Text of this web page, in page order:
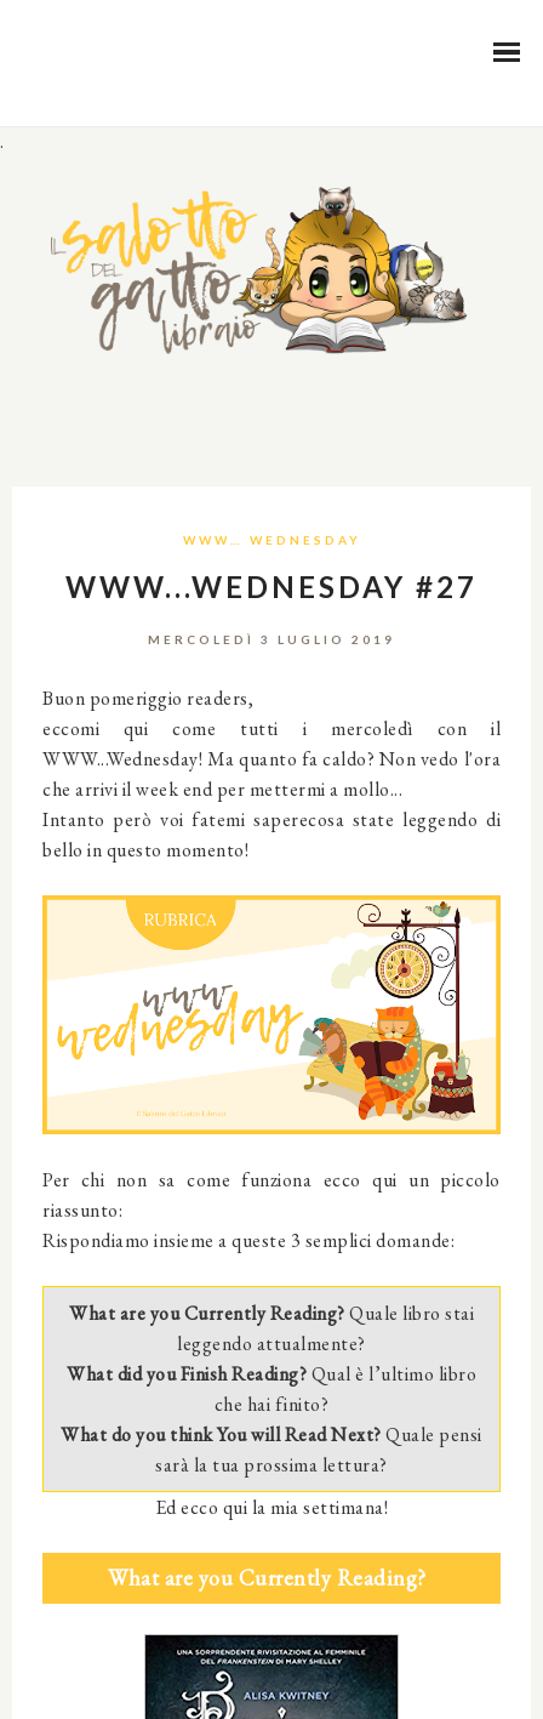
.
WWW… WEDNESDAY
WWW...WEDNESDAY #27
MERCOLEDÌ 3 LUGLIO 2019
Buon pomeriggio readers,
eccomi qui come tutti i mercoledì con il
WWW...Wednesday! Ma quanto fa caldo? Non vedo l'ora
che arrivi il week end per mettermi a mollo...
Intanto però voi fatemi saperecosa state leggendo di
bello in questo momento!
Per chi non sa come funziona ecco qui un piccolo
riassunto:
Rispondiamo insieme a queste 3 semplici domande:
What are you Currently Reading?Quale libro stai
leggendo attualmente?
What did you Finish Reading?Qual è l’ultimo libro
che hai finito?
What do you think You will Read Next?Quale pensi
sarà la tua prossima lettura?
Ed ecco qui la mia settimana!
What are you Currently Reading?